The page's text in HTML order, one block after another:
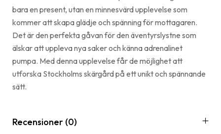
bara en present, utan en minnesvärd upplevelse som
kommer att skapa glädje och spänning för mottagaren.
Det är den perfekta gåvan för den äventyrslystne som
älskar att uppleva nya saker och känna adrenalinet
pumpa. Med denna upplevelse får de möjlighet att
utforska Stockholms skärgård på ett unikt och spännande
sätt.
Recensioner (0)